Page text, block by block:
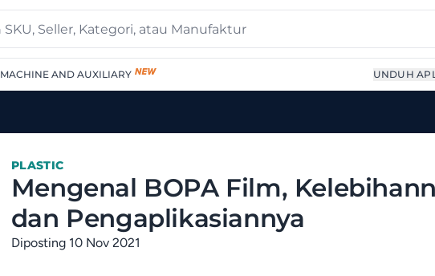
MACHINE AND AUXILIARY UNDUH
PLASTIC
Mengenal BOPA Film,
dan Pengaplikasiannya
Diposting 10 Nov 2021